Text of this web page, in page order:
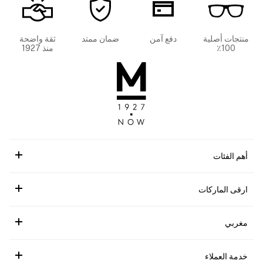
منتجات أصلية
100٪
دفع آمن ضمان ممتد
ثقة واضحة
منذ 1927
أهم الفئات
ارقى الماركات
مغربي
خدمة العملاء